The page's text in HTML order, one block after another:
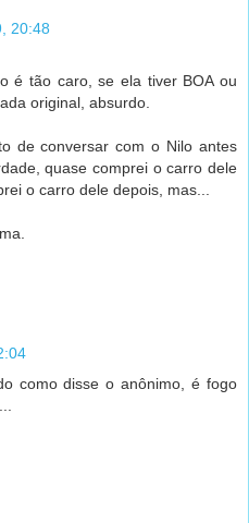
20:48
é tão caro, se ela tiver BOA ou
original, absurdo.
de conversar com o Nilo antes
quase comprei o carro dele
o carro dele depois, mas...
como disse o anônimo, é fogo